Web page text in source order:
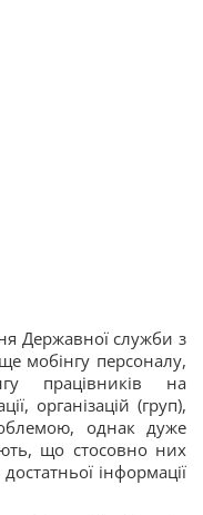
Державної служби з
мобінгу персоналу,
працівників на
організацій (груп),
однак дуже
що стосовно них
інформації